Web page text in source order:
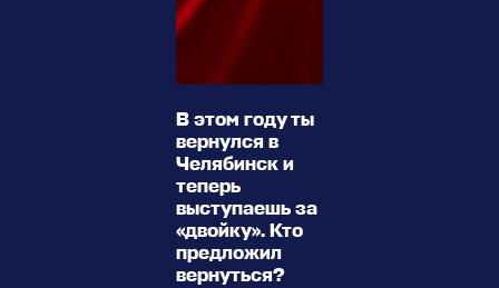
В этом году ты
вернулся в
Челябинск и
теперь
выступаешь за
«двойку». Кто
предложил
вернуться?